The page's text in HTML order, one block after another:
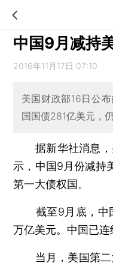
中国9月减持
2016年11月17日 07:10
美国财政部16日公
国国债281亿美元，
据新华社消息，
示，中国9月份减持
第一大债权国。
截至9月底，中国
万亿美元。中国已连
当月，美国第二